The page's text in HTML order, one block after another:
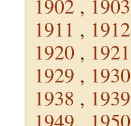
1902 , 1903
1911 , 1912
1920 , 1921
1929 , 1930
1938 , 1939